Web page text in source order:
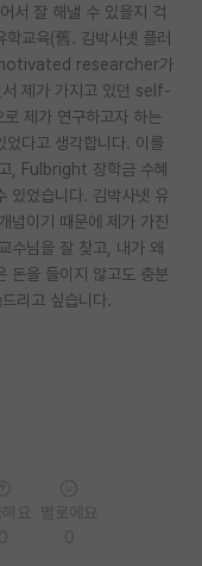
서 잘 해낼 수 있을지 걱
교육(舊. 김박사넷 플러
motivated researcher가
서 제가 가지고 있던 self-
제가 연구하고자 하는
다고 생각합니다. 이를
, Fulbright 장학금 수혜
있었습니다. 김박사넷 유
념이기 때문에 제가 가진
수님을 잘 찾고, 내가 왜
돈을 들이지 않고도 충분
리고 싶습니다.